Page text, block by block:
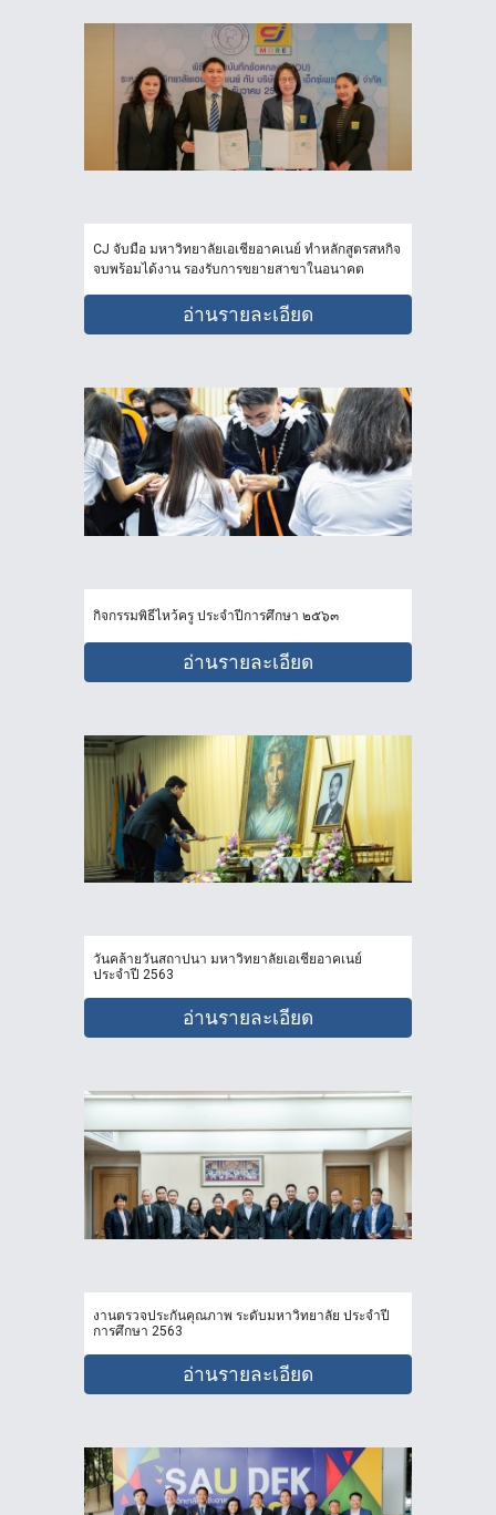
CJ จับมือ มหาวิทยาลัยเอเชียอาคเนย์ ทำหลักสูตรสหกิจ
จบพร้อมได้งาน รองรับการขยายสาขาในอนาคต
อ่านรายละเอียด
กิจกรรมพิธีไหว้ครู ประจำปีการศึกษา ๒๕๖๓
อ่านรายละเอียด
วันคล้ายวันสถาปนา มหาวิทยาลัยเอเชียอาคเนย์
ประจำปี 2563
อ่านรายละเอียด
งานตรวจประกันคุณภาพ ระดับมหาวิทยาลัย ประจำปี
การศึกษา 2563
อ่านรายละเอียด